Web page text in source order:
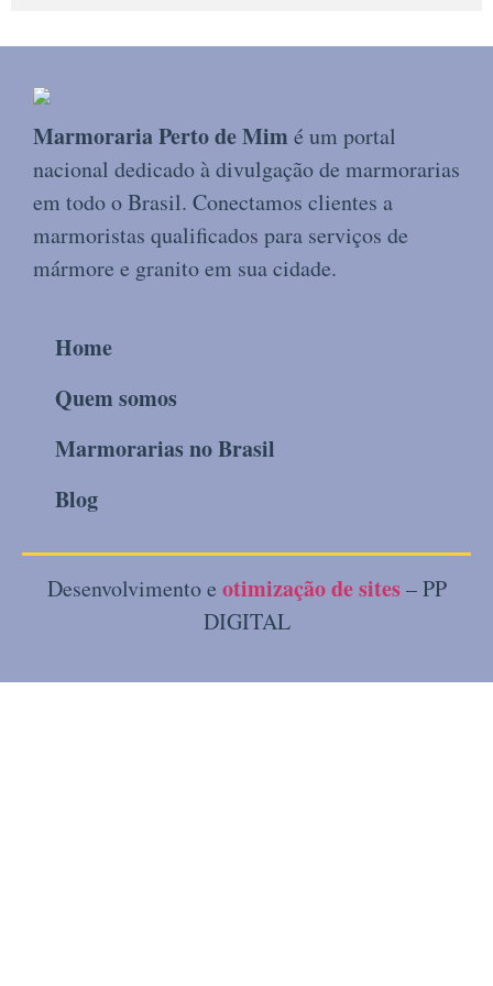
Marmoraria Perto de Mim é um portal
nacional dedicado à divulgação de marmorarias
em todo o Brasil. Conectamos clientes a
marmoristas qualificados para serviços de
mármore e granito em sua cidade.
Home
Quem somos
Marmorarias no Brasil
Blog
Desenvolvimento e otimização de sites – PP
DIGITAL